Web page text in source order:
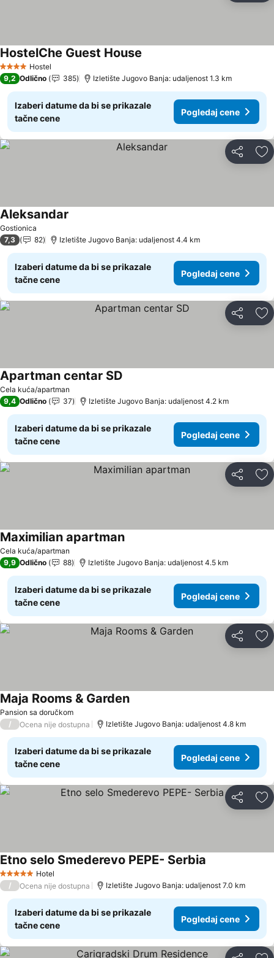
4 ZvezdiceHostel
HostelChe Guest House
9,2 Odlično 385 Izletište Jugovo Banja: udaljenost 1.3 km
Izaberi datume da bi se prikazale
tačne cene
Pogledaj cene
Deli
Gostionica
Aleksandar
7,3 82 Izletište Jugovo Banja: udaljenost 4.4 km
Izaberi datume da bi se prikazale
tačne cene
Pogledaj cene
Deli
Cela kuća/apartman
Apartman centar SD
9,4 Odlično 37 Izletište Jugovo Banja: udaljenost 4.2 km
Izaberi datume da bi se prikazale
tačne cene
Pogledaj cene
Deli
Cela kuća/apartman
Maximilian apartman
9,9 Odlično 88 Izletište Jugovo Banja: udaljenost 4.5 km
Izaberi datume da bi se prikazale
tačne cene
Pogledaj cene
Deli
Pansion sa doručkom
Maja Rooms & Garden
/ Ocena nije dostupna Izletište Jugovo Banja: udaljenost 4.8 km
Izaberi datume da bi se prikazale
tačne cene
Pogledaj cene
Deli
5 ZvezdiceHotel
Etno selo Smederevo PEPE- Serbia
/ Ocena nije dostupna Izletište Jugovo Banja: udaljenost 7.0 km
Izaberi datume da bi se prikazale
tačne cene
Pogledaj cene